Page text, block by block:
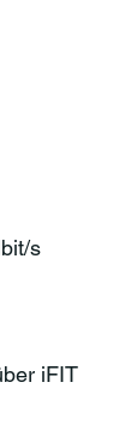
s
iFIT